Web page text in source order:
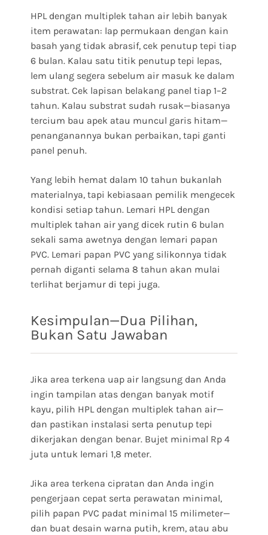
HPL dengan multiplek tahan air lebih banyak
item perawatan: lap permukaan dengan kain
basah yang tidak abrasif, cek penutup tepi tiap
6 bulan. Kalau satu titik penutup tepi lepas,
lem ulang segera sebelum air masuk ke dalam
substrat. Cek lapisan belakang panel tiap 1–2
tahun. Kalau substrat sudah rusak—biasanya
tercium bau apek atau muncul garis hitam—
penanganannya bukan perbaikan, tapi ganti
panel penuh.
Yang lebih hemat dalam 10 tahun bukanlah
materialnya, tapi kebiasaan pemilik mengecek
kondisi setiap tahun. Lemari HPL dengan
multiplek tahan air yang dicek rutin 6 bulan
sekali sama awetnya dengan lemari papan
PVC. Lemari papan PVC yang silikonnya tidak
pernah diganti selama 8 tahun akan mulai
terlihat berjamur di tepi juga.
Kesimpulan—Dua Pilihan,
Bukan Satu Jawaban
Jika area terkena uap air langsung dan Anda
ingin tampilan atas dengan banyak motif
kayu, pilih HPL dengan multiplek tahan air—
dan pastikan instalasi serta penutup tepi
dikerjakan dengan benar. Bujet minimal Rp 4
juta untuk lemari 1,8 meter.
Jika area terkena cipratan dan Anda ingin
pengerjaan cepat serta perawatan minimal,
pilih papan PVC padat minimal 15 milimeter—
dan buat desain warna putih, krem, atau abu